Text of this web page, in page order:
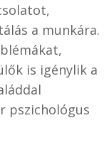
a munkára.
is igénylik a
pszichológus